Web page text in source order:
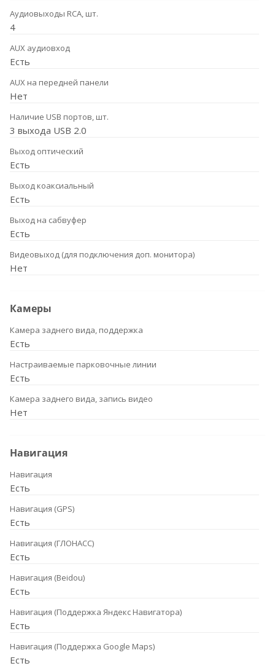
Аудиовыходы RCA, шт.
4
AUX аудиовход
Есть
AUX на передней панели
Нет
Наличие USB портов, шт.
3 выхода USB 2.0
Выход оптический
Есть
Выход коаксиальный
Есть
Выход на сабвуфер
Есть
Видеовыход (для подключения доп. монитора)
Нет
Камеры
Камера заднего вида, поддержка
Есть
Настраиваемые парковочные линии
Есть
Камера заднего вида, запись видео
Нет
Навигация
Навигация
Есть
Навигация (GPS)
Есть
Навигация (ГЛОНАСС)
Есть
Навигация (Beidou)
Есть
Навигация (Поддержка Яндекс Навигатора)
Есть
Навигация (Поддержка Google Maps)
Есть